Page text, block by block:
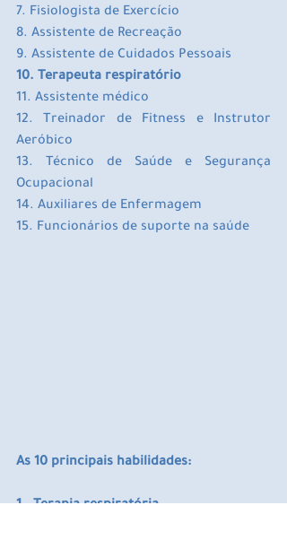
7. Fisiologista de Exercício
8. Assistente de Recreação
9. Assistente de Cuidados Pessoais
10. Terapeuta respiratório
11. Assistente médico
12. Treinador de Fitness e Instrutor
Aeróbico
13. Técnico de Saúde e Segurança
Ocupacional
14. Auxiliares de Enfermagem
15. Funcionários de suporte na saúde
As 10 principais habilidades:
1.  Terapia respiratória